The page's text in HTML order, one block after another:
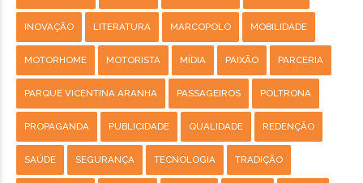
INOVAÇÃO LITERATURA MARCOPOLO MOBILIDADE
MOTORHOME MOTORISTA MÍDIA PAIXÃO PARCERIA
PARQUE VICENTINA ARANHA PASSAGEIROS POLTRONA
PROPAGANDA PUBLICIDADE QUALIDADE REDENÇÃO
SAÚDE SEGURANÇA TECNOLOGIA TRADIÇÃO